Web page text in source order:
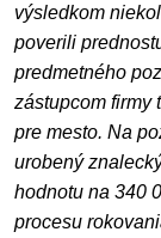
výsledkom
poverili
predmetného
zástupcom firmy
pre mesto. Na
urobený
hodnotu na 340
procesu